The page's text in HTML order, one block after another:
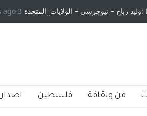
:وليد رباح – نيوجرسي – الولايات المتحدة
الامريكية
3 years ago
فن وثقافة فلسطين